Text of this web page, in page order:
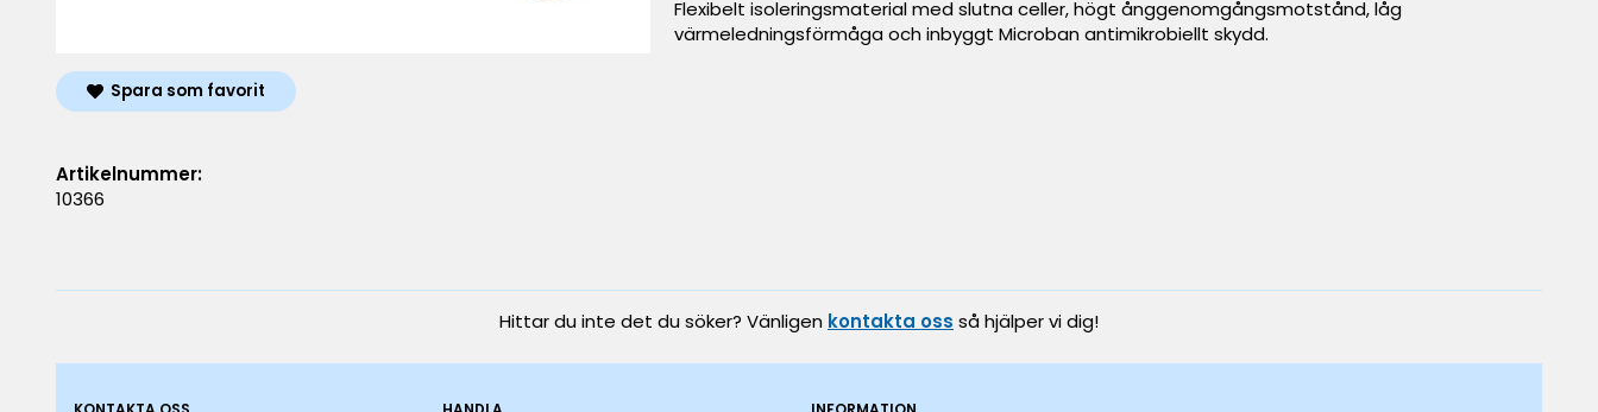
Flexibelt isoleringsmaterial med slutna celler, högt ånggenomgångsmotstånd, låg
värmeledningsförmåga och inbyggt Microban antimikrobiellt skydd.
Spara som favorit
Artikelnummer:
10366
Hittar du inte det du söker? Vänligen kontakta oss så hjälper vi dig!